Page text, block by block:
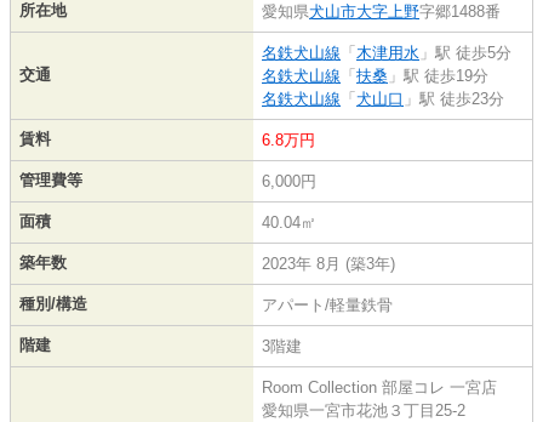
所在地 愛知県犬山市大字上野字郷1488番
交通
名鉄犬山線 「 木津用水 」駅 徒歩5分
名鉄犬山線 「 扶桑 」駅 徒歩19分
名鉄犬山線 「 犬山口 」駅 徒歩23分
賃料 6.8万円
管理費等 6,000円
面積 40.04㎡
築年数 2023年 8月 (築3年)
種別/構造 アパート/軽量鉄骨
階建 3階建
Room Collection 部屋コレ 一宮店
愛知県一宮市花池３丁目25-2